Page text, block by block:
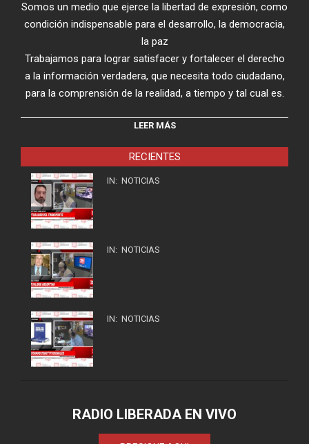
Somos un medio que ejerce la libertad de expresión, como
condición indispensable para el desarrollo, la democracia,
la paz
Trabajamos para lograr satisfacer y fortalecer el derecho
a la información verdadera, que necesita todo ciudadano,
para la comprensión de la realidad, a tiempo y tal cual es.
LEER MÁS
RECIENTES
IN: NOTICIAS
IN: NOTICIAS
IN: NOTICIAS
RADIO LIBERADA EN VIVO